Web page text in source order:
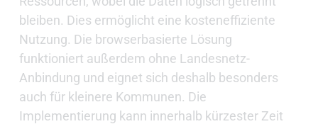
bleiben. Dies ermöglicht eine kosteneffiziente
Nutzung. Die browserbasierte Lösung
funktioniert außerdem ohne Landesnetz-
Anbindung und eignet sich deshalb besonders
auch für kleinere Kommunen. Die
Implementierung kann innerhalb kürzester Zeit